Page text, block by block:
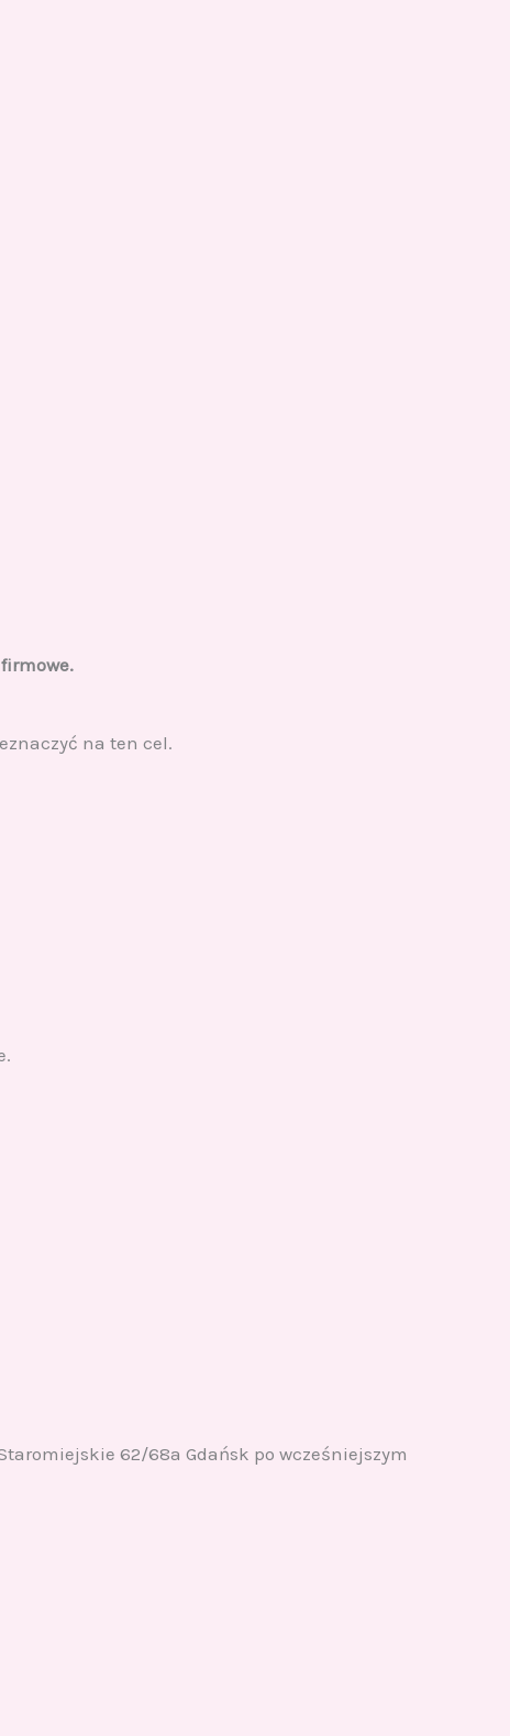
na ten cel.
62/68a Gdańsk po wcześniejszym